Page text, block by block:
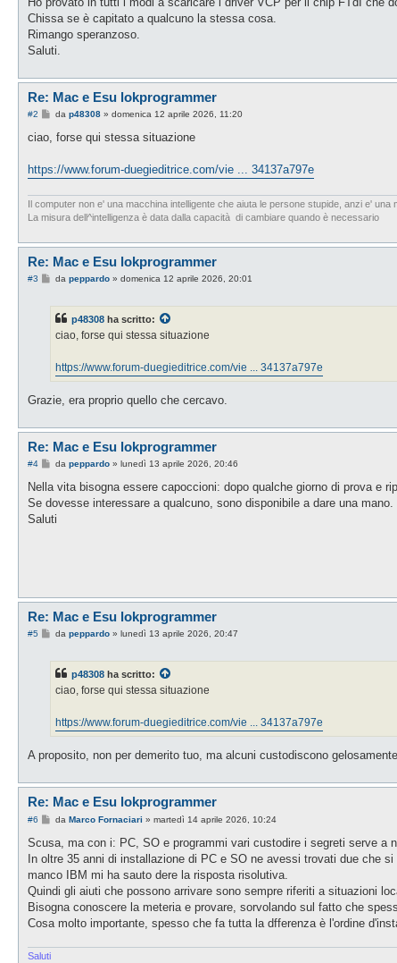
Chissa se è capitato a qualcuno la stessa cosa.
Rimango speranzoso.
Saluti.
Re: Mac e Esu lokprogrammer
#2
M
s
g
g
o
da p48308» domenica 12 aprile 2026, 11:20
ciao, forse qui stessa situazione
https://www.forum-duegieditrice.com/vie ... 34137a797e
Il computer non e' una macchina intelligente che aiuta le persone stupide, anzi e'
La misura dell^intelligenza è data dalla capacità di cambiare quando è necessario
Re: Mac e Esu lokprogrammer
#3
M
a
g
g
o
da peppardo» domenica 12 aprile 2026, 20:01
p48308 ha scritto:
ciao, forse qui stessa situazione
https://www.forum-duegieditrice.com/vie ... 34137a797e
Grazie, era proprio quello che cercavo.
Re: Mac e Esu lokprogrammer
#4
M
s
a
g
da peppardo» lunedì 13 aprile 2026, 20:46
Nella vita bisogna essere capoccioni: dopo qualche giorno di prova e
Se dovesse interessare a qualcuno, sono disponibile a dare una mano.
Saluti
Re: Mac e Esu lokprogrammer
#5
M
a
g
o
da peppardo» lunedì 13 aprile 2026, 20:47
p48308 ha scritto:
ciao, forse qui stessa situazione
https://www.forum-duegieditrice.com/vie ... 34137a797e
A proposito, non per demerito tuo, ma alcuni custodiscono
Re: Mac e Esu lokprogrammer
#6
M
s
a
g
i
o
da Marco Fornaciari » martedì 14 aprile 2026, 10:24
Scusa, ma con i: PC, SO e programmi vari custodire i segreti serve a
In oltre 35 anni di installazione di PC e SO ne avessi trovati due che
manco IBM mi ha sauto dere la risposta risolutiva.
Quindi gli aiuti che possono arrivare sono sempre riferiti a situazioni
Bisogna conoscere la meteria e provare, sorvolando sul fatto che
Cosa molto importante, spesso che fa tutta la dfferenza è l'ordine
Saluti